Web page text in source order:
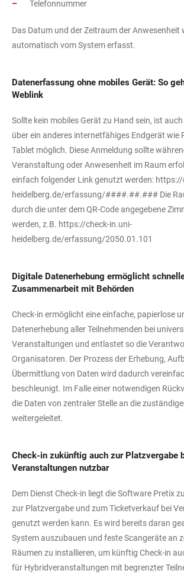
Telefonnummer
Das Datum und der Zeitraum der Anwesenheit
automatisch vom System erfasst.
Datenerfassung ohne mobiles Gerät: So
Weblink
Sollte kein mobiles Gerät zu Hand sein, ist
über ein anderes internetfähiges Endgerät wie
Tablet möglich. Diese Anmeldung sollte
Veranstaltung oder Anwesenheit im Raum
einfach folgender Link genutzt werden: https://
heidelberg.de/erfassung/####.##.### Die
durch die unter dem QR-Code angegebene
werden, z.B. https://check-in.uni-
heidelberg.de/erfassung/2050.01.101
Digitale Datenerhebung ermöglicht
Zusammenarbeit mit Behörden
Check-in ermöglicht eine einfache, papierlose
Datenerhebung aller Teilnehmenden bei
Veranstaltungen und entlastet so die
Organisatoren. Der Prozess der Erhebung,
Übermittlung von Daten wird dadurch
beschleunigt. Im Falle einer notwendigen
die Daten von zentraler Stelle an die
weitergeleitet.
Check-in zukünftig auch zur Platzvergabe
Veranstaltungen nutzbar
Dem Dienst Check-in liegt die Software Pretix
zur Platzvergabe und zum Ticketverkauf bei
genutzt werden kann. Es wird bereits daran
System auszubauen und feste Scangeräte an
Räumen zu installieren, um künftig Check-in
für Hybridveranstaltungen mit begrenzter